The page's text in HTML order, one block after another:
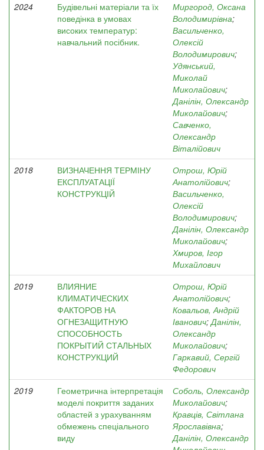
2024
Будівельні матеріали та їх
поведінка в умовах
високих температур:
навчальний посібник.
Миргород, Оксана
Володимирівна;
Васильченко,
Олексій
Володимирович;
Удянський,
Миколай
Миколайович;
Данілін, Олександр
Миколайович;
Савченко,
Олександр
Віталійович
2018
ВИЗНАЧЕННЯ ТЕРМІНУ
ЕКСПЛУАТАЦІЇ
КОНСТРУКЦІЙ
Отрош, Юрій
Анатолійович;
Васильченко,
Олексій
Володимирович;
Данілін, Олександр
Миколайович;
Хмиров, Ігор
Михайлович
2019
ВЛИЯНИЕ
КЛИМАТИЧЕСКИХ
ФАКТОРОВ НА
ОГНЕЗАЩИТНУЮ
СПОСОБНОСТЬ
ПОКРЫТИЙ СТАЛЬНЫХ
КОНСТРУКЦИЙ
Отрош, Юрій
Анатолійович;
Ковальов, Андрій
Іванович;Данілін,
Олександр
Миколайович;
Гаркавий, Сергій
Федорович
2019
Геометрична інтерпретація
моделі покриття заданих
областей з урахуванням
обмежень спеціального
виду
Соболь, Олександр
Миколайович;
Кравців, Світлана
Ярославівна;
Данілін, Олександр